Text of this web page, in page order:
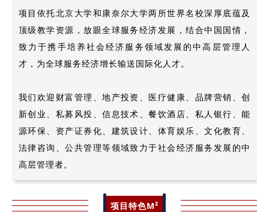
项目依托北京大学和康奈尔大学两所世界名校深厚底蕴及
顶级教学资源，放眼全球服务经济发展，结合中国国情，
致力于携手培养社会经济服务领域发展的中高层管理人
才，为全球服务经济增长输送国际化人才。
我们欢迎财富管理、地产投资、医疗健康、品牌营销、创
新创业、私募风投、信息技术、餐饮酒店、私人银行、能
源环保、资产证券化、建筑设计、体育娱乐、文化教育、
法律咨询、公共管理等领域致力于社会经济服务发展的中
高层管理者。
项目特色M²